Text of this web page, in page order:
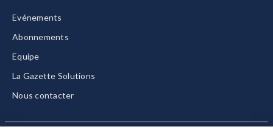
Evénements
Abonnements
Equipe
La Gazette Solutions
Nous contacter